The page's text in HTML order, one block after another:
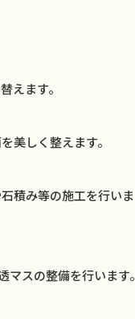
えます。
美しく整えます。
積み等の施工を行いま
スの整備を行います。